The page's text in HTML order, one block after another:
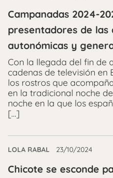
Campanadas 2024-
presentadores de las
autonómicas y
Con la llegada del fin de
cadenas de televisión en
los rostros que
en la tradicional noche
noche en la que los
[…]
LOLA RABAL 23/10/2024
Chicote se esconde